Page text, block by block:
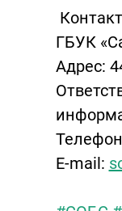
ГБУК
Адрес:
E-mail: